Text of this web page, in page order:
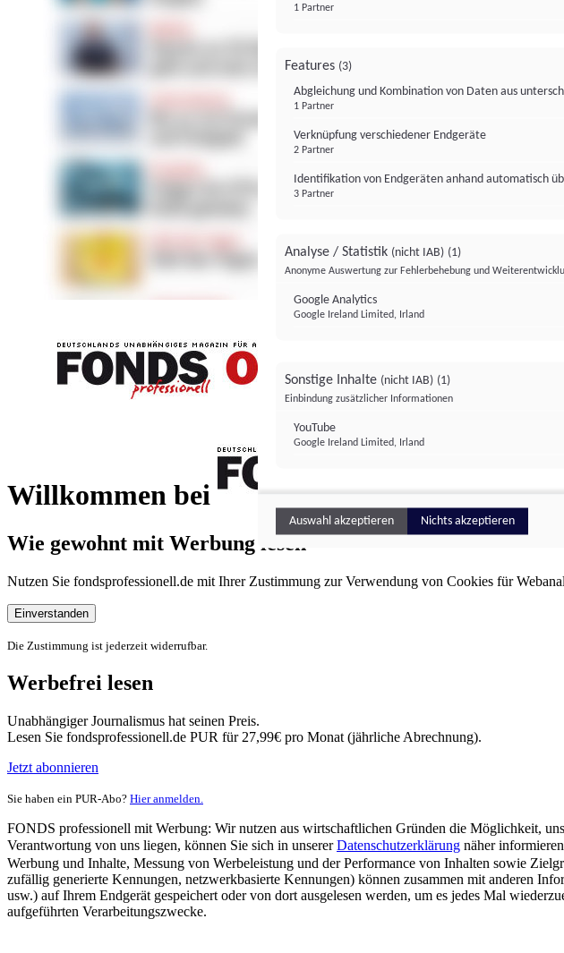
Willkommen bei
FONDS professionell
Wie gewohnt mit Werbung lesen
Nutzen Sie fondsprofessionell.de mit Ihrer Zustimmung zur Verwendung von Cookies für
Einverstanden
Die Zustimmung ist jederzeit widerrufbar.
Werbefrei lesen
Unabhängiger Journalismus hat seinen Preis.
Lesen Sie fondsprofessionell.de PUR für 27,99€ pro Monat (jährliche Abrechnung).
Jetzt abonnieren
Sie haben ein PUR-Abo? Hier anmelden.
FONDS professionell mit Werbung: Wir nutzen aus wirtschaftlichen Gründen die Möglichkeit,
Verantwortung von uns liegen, können Sie sich in unsererDatenschutzerklärung näher
Werbung und Inhalte, Messung von Werbeleistung und der Performance von Inhalten sowie
zufällig generierte Kennungen, netzwerkbasierte Kennungen) können zusammen mit anderen
usw.) auf Ihrem Endgerät gespeichert oder von dort ausgelesen werden, um es jedes Mal
aufgeführten Verarbeitungszwecke.
1 Partner
Features (3)
Abgleichung und Kombination von Daten aus
1 Partner
Verknüpfung verschiedener Endgeräte
2 Partner
Identifikation von Endgeräten anhand automatisch
3 Partner
Analyse / Statistik (nicht IAB) (1)
Anonyme Auswertung zur Fehlerbehebung und
Google Analytics
Google Ireland Limited, Irland
Sonstige Inhalte (nicht IAB) (1)
Einbindung zusätzlicher Informationen
YouTube
Google Ireland Limited, Irland
Auswahl akzeptieren Nichts akzeptieren